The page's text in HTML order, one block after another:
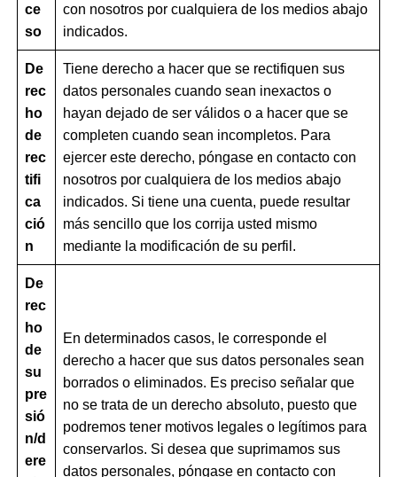
ce
so
con nosotros por cualquiera de los medios abajo
indicados.
De
rec
ho
de
rec
tifi
ca
ció
n
Tiene derecho a hacer que se rectifiquen sus
datos personales cuando sean inexactos o
hayan dejado de ser válidos o a hacer que se
completen cuando sean incompletos. Para
ejercer este derecho, póngase en contacto con
nosotros por cualquiera de los medios abajo
indicados. Si tiene una cuenta, puede resultar
más sencillo que los corrija usted mismo
mediante la modificación de su perfil.
De
rec
ho
de
su
pre
sió
n/d
ere
En determinados casos, le corresponde el
derecho a hacer que sus datos personales sean
borrados o eliminados. Es preciso señalar que
no se trata de un derecho absoluto, puesto que
podremos tener motivos legales o legítimos para
conservarlos. Si desea que suprimamos sus
datos personales, póngase en contacto con